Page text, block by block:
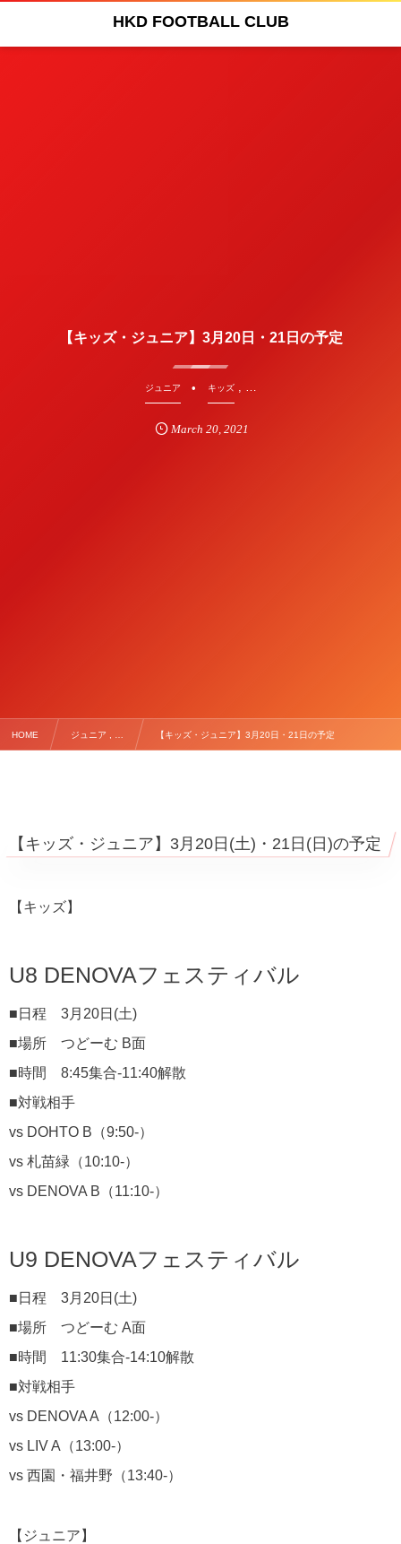
HKD FOOTBALL CLUB
【キッズ・ジュニア】3月20日・21日の予定
ジュニア キッズ, …
March 20 ,2021
HOME ジュニア , … 【キッズ・ジュニア】3月20日・21日の予定
【キッズ・ジュニア】3月20日(土)・21日(日)の予定
【キッズ】
U8 DENOVAフェスティバル
■日程 3月20日(土)
■場所 つどーむ B面
■時間 8:45集合-11:40解散
■対戦相手
vs DOHTO B（9:50-）
vs 札苗緑（10:10-）
vs DENOVA B（11:10-）
U9 DENOVAフェスティバル
■日程 3月20日(土)
■場所 つどーむ A面
■時間 11:30集合-14:10解散
■対戦相手
vs DENOVA A（12:00-）
vs LIV A（13:00-）
vs 西園・福井野（13:40-）
【ジュニア】